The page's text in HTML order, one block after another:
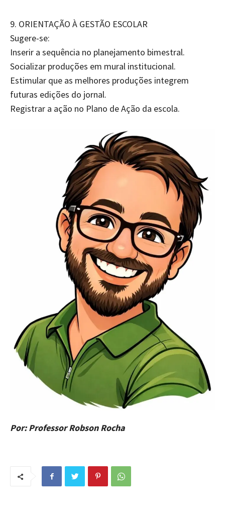
9.⁠ ⁠ORIENTAÇÃO À GESTÃO ESCOLAR
Sugere-se:
Inserir a sequência no planejamento bimestral.
Socializar produções em mural institucional.
Estimular que as melhores produções integrem
futuras edições do jornal.
Registrar a ação no Plano de Ação da escola.
Por: Professor Robson Rocha